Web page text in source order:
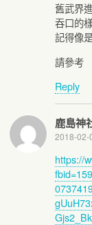
舊武界
吞口的
記得像
請參考
Reply
鹿島神
2018-02-
https://